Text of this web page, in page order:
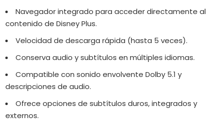
Navegador integrado para acceder directamente al
contenido de Disney Plus.
Velocidad de descarga rápida (hasta 5 veces).
Conserva audio y subtítulos en múltiples idiomas.
Compatible con sonido envolvente Dolby 5.1 y
descripciones de audio.
Ofrece opciones de subtítulos duros, integrados y
externos.